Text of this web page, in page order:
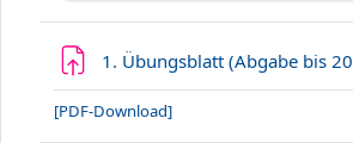
1. Übungsblatt (Abgabe bis
[PDF-Download]